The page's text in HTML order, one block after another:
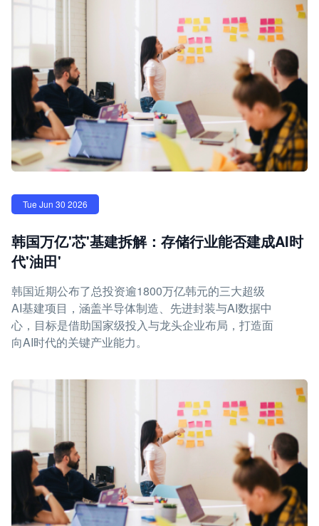
Tue Jun 30 2026
韩国万亿'芯'基建拆解：存储行业能否建成AI时
代'油田'
韩国近期公布了总投资逾1800万亿韩元的三大超级
AI基建项目，涵盖半导体制造、先进封装与AI数据中
心，目标是借助国家级投入与龙头企业布局，打造面
向AI时代的关键产业能力。